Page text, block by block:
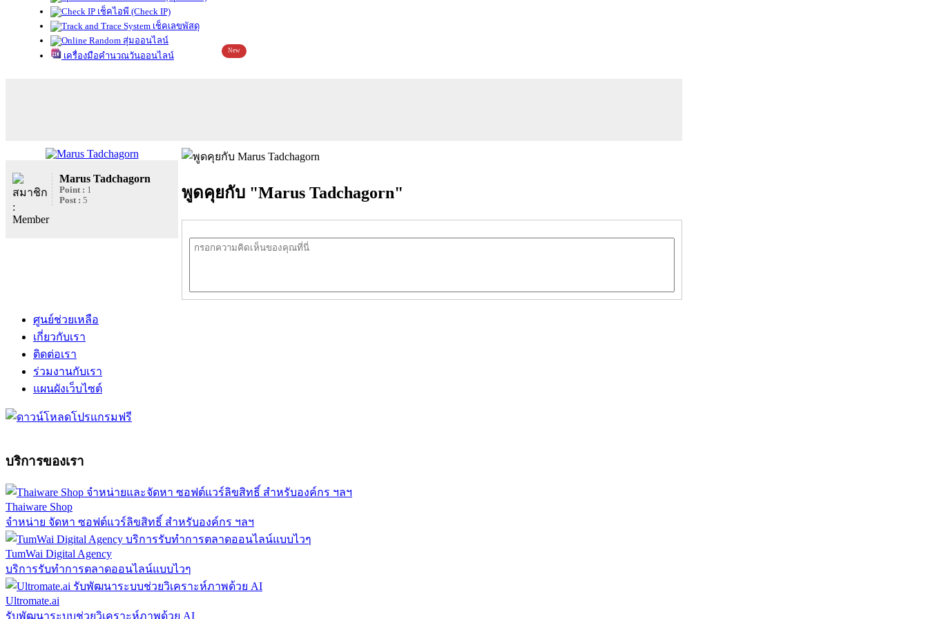
เช็คไอพี (Check IP)
เช็คเลขพัสดุ
สุ่มออนไลน์
เครื่องมือคำนวณวันออนไลน์
New
Marus Tadchagorn
Point : 1
Post : 5 พูดคุยกับ "Marus Tadchagorn"
ศูนย์ช่วยเหลือ
เกี่ยวกับเรา
ติดต่อเรา
ร่วมงานกับเรา
แผนผังเว็บไซต์
บริการของเรา
Thaiware Shop
จำหน่าย จัดหา ซอฟต์แวร์ลิขสิทธิ์ สำหรับองค์กร ฯลฯ
TumWai Digital Agency
บริการรับทำการตลาดออนไลน์แบบไวๆ
Ultromate.ai
รับพัฒนาระบบช่วยวิเคราะห์ภาพด้วย AI